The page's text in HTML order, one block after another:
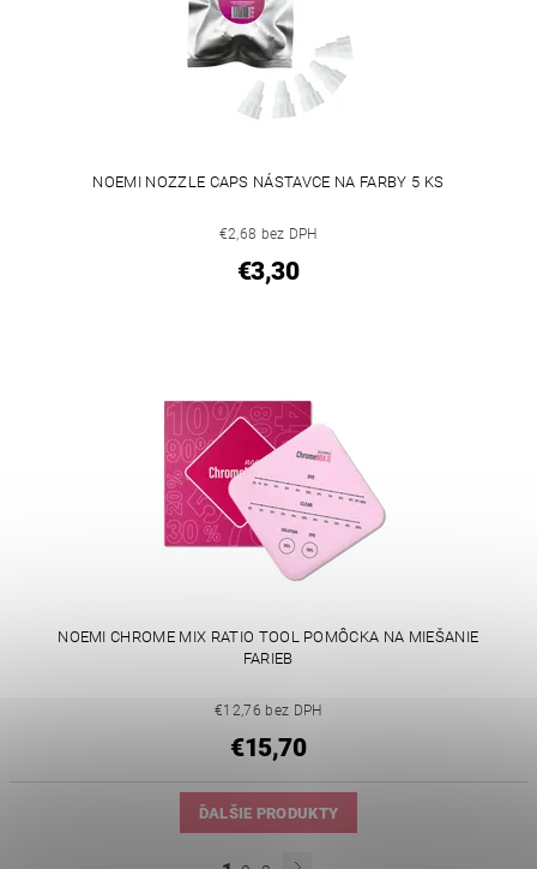
NOEMI NOZZLE CAPS NÁSTAVCE NA FARBY 5 KS
€2,68 bez DPH
€3,30
NOEMI CHROME MIX RATIO TOOL POMÔCKA NA MIEŠANIE
FARIEB
€12,76 bez DPH
€15,70
ĎALŠIE PRODUKTY